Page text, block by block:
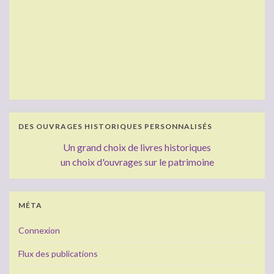
DES OUVRAGES HISTORIQUES PERSONNALISÉS
Un grand choix de livres historiques
un choix d'ouvrages sur le patrimoine
MÉTA
Connexion
Flux des publications